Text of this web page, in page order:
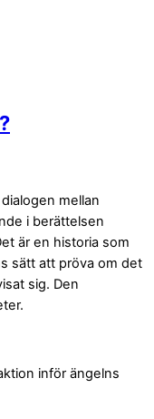
mellan
i berättelsen
är en historia som
sätt att pröva om det
sig. Den
inför ängelns